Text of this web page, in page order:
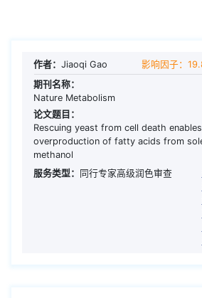
作者： Jiaoqi Gao
影响因子：
期刊名称：
Nature Metabolism
论文题目：
Rescuing yeast from cell death enables
overproduction of fatty acids from
methanol
服务类型：
同行专家高级润色审查